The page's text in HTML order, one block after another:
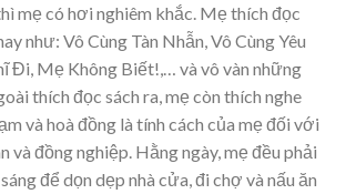
mẹ có hơi nghiêm khắc. Mẹ thích đọc
như: Vô Cùng Tàn Nhẫn, Vô Cùng Yêu
Đi, Mẹ Không Biết!,… và vô vàn những
thích đọc sách ra, mẹ còn thích nghe
và hoà đồng là tính cách của mẹ đối với
và đồng nghiệp. Hằng ngày, mẹ đều phải
để dọn dẹp nhà cửa, đi chợ và nấu ăn